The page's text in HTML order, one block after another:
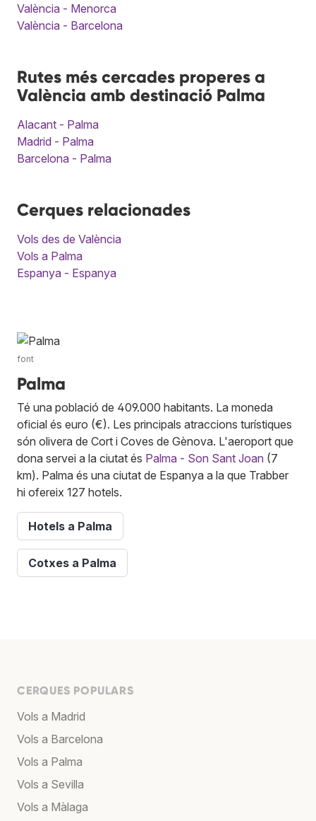
València - Menorca
València - Barcelona
Rutes més cercades properes a
València amb destinació Palma
Alacant - Palma
Madrid - Palma
Barcelona - Palma
Cerques relacionades
Vols des de València
Vols a Palma
Espanya - Espanya
font
Palma
Té una població de 409.000 habitants. La moneda
oficial és euro (€). Les principals atraccions turístiques
són olivera de Cort i Coves de Gènova. L'aeroport que
dona servei a la ciutat és Palma - Son Sant Joan (7
km). Palma és una ciutat de Espanya a la que Trabber
hi ofereix 127 hotels.
Hotels a Palma
Cotxes a Palma
CERQUES POPULARS
Vols a Madrid
Vols a Barcelona
Vols a Palma
Vols a Sevilla
Vols a Màlaga